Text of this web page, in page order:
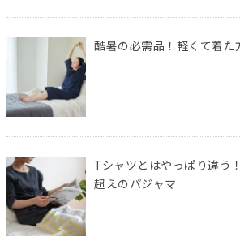
酷暑の必需品！軽くて着た
Tシャツとはやっぱり違う
超えのパジャマ